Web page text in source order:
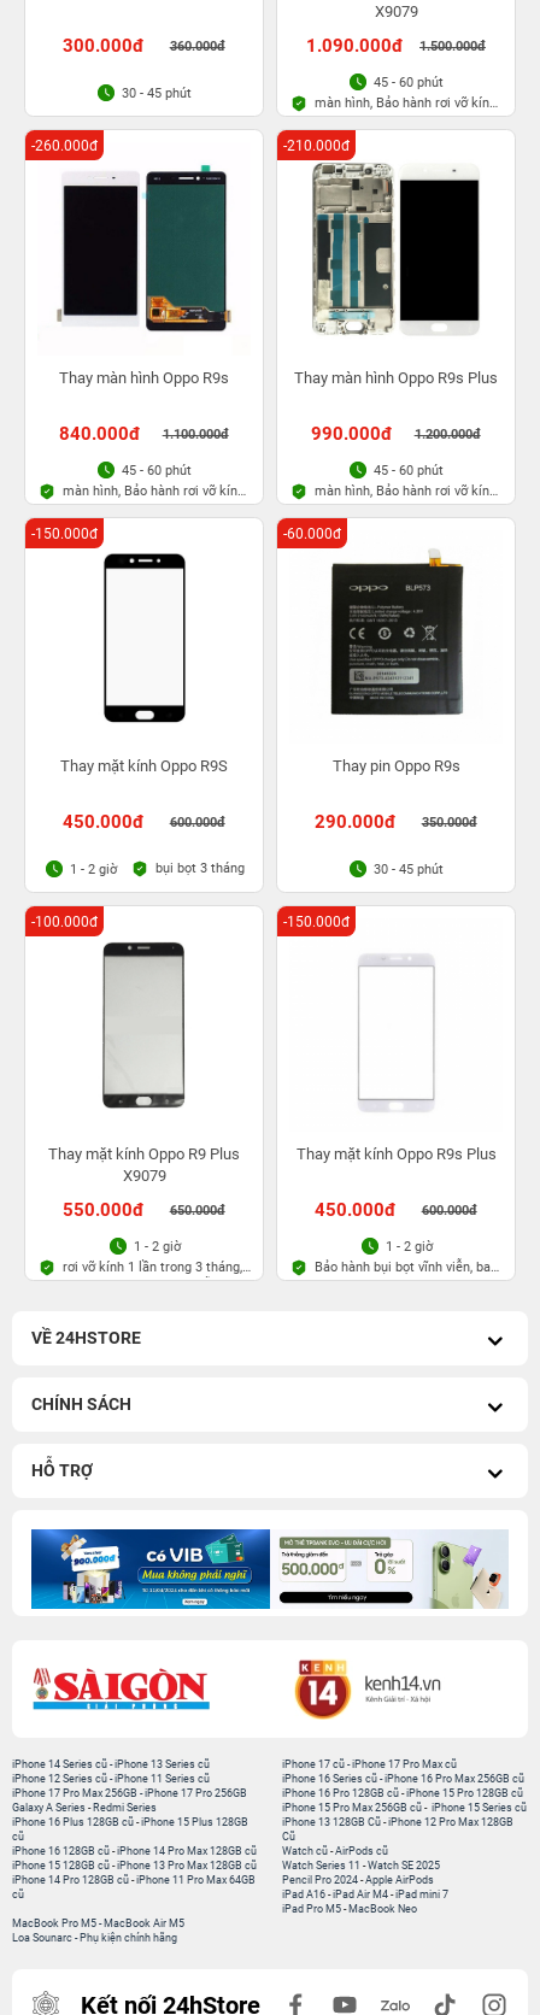
300.000đ 360.000đ
30 - 45 phút
X9079
1.090.000đ 1.500.000đ
45 - 60 phút
màn hình, Bảo hành rơi vỡ kính
1 lần trong 3 tháng
Thay màn hình Oppo R9s
840.000đ 1.100.000đ
-260.000đ
45 - 60 phút
màn hình, Bảo hành rơi vỡ kính
1 lần trong 3 tháng
Thay màn hình Oppo R9s Plus
990.000đ 1.200.000đ
-210.000đ
45 - 60 phút
màn hình, Bảo hành rơi vỡ kính
1 lần trong 3 tháng
Thay mặt kính Oppo R9S
450.000đ 600.000đ
-150.000đ
1 - 2 giờ bụi bọt 3 tháng
Thay pin Oppo R9s
290.000đ 350.000đ
-60.000đ
30 - 45 phút
Thay mặt kính Oppo R9 Plus
X9079
550.000đ 650.000đ
-100.000đ
1 - 2 giờ
rơi vỡ kính 1 lần trong 3 tháng,
Bảo hành bụi bọt vĩnh viễn
Thay mặt kính Oppo R9s Plus
450.000đ 600.000đ
-150.000đ
1 - 2 giờ
Bảo hành bụi bọt vĩnh viễn, bao
rơi vỡ kính
VỀ 24HSTORE
CHÍNH SÁCH
HỖ TRỢ
iPhone 14 Series cũ -iPhone 13 Series cũ
iPhone 12 Series cũ -iPhone 11 Series cũ
iPhone 17 Pro Max 256GB -iPhone 17 Pro 256GB
Galaxy A Series - Redmi Series
iPhone 17 cũ -iPhone 17 Pro Max cũ
iPhone 16 Series cũ - iPhone 16 Pro Max 256GB cũ
iPhone 16 Pro 128GB cũ -iPhone 15 Pro 128GB cũ
iPhone 15 Pro Max 256GB cũ - iPhone 15 Series cũ
iPhone 16 Plus 128GB cũ -iPhone 15 Plus 128GB
cũ
iPhone 16 128GB cũ -iPhone 14 Pro Max 128GB cũ
iPhone 15 128GB cũ -iPhone 13 Pro Max 128GB cũ
iPhone 14 Pro 128GB cũ -iPhone 11 Pro Max 64GB
cũ
iPhone 13 128GB Cũ -iPhone 12 Pro Max 128GB
Cũ
Watch cũ -AirPods cũ
Watch Series 11 -Watch SE 2025
Pencil Pro 2024 -Apple AirPods
iPad A16 -iPad Air M4 -iPad mini 7
iPad Pro M5 - MacBook Neo
MacBook Pro M5 - MacBook Air M5
Loa Sounarc - Phụ kiện chính hãng
Kết nối 24hStore